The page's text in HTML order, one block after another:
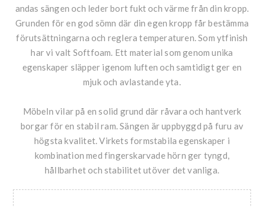
andas sängen och leder bort fukt och värme från din kropp.
Grunden för en god sömn där din egen kropp får bestämma
förutsättningarna och reglera temperaturen. Som ytfinish
har vi valt Softfoam. Ett material som genom unika
egenskaper släpper igenom luften och samtidigt ger en
mjuk och avlastande yta.
Möbeln vilar på en solid grund där råvara och hantverk
borgar för en stabil ram. Sängen är uppbyggd på furu av
högsta kvalitet. Virkets formstabila egenskaper i
kombination med fingerskarvade hörn ger tyngd,
hållbarhet och stabilitet utöver det vanliga.